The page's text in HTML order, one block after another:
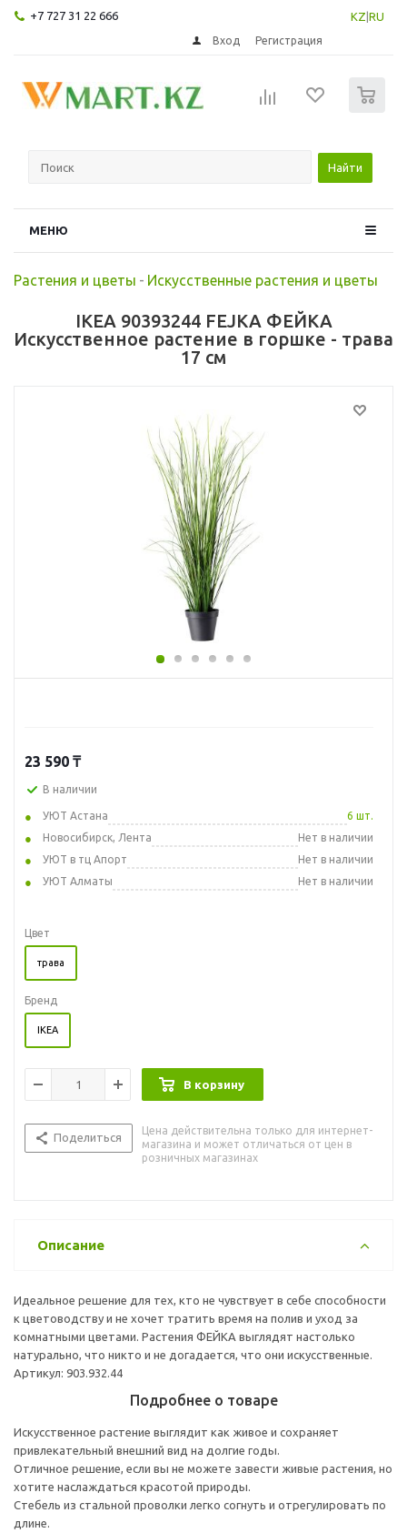
+7 727 31 22 666 KZ RU
Вход Регистрация
Найти
МЕНЮ
Растения и цветы - Искусственные растения и цветы
IKEA 90393244 FEJKA ФЕЙКА
Искусственное растение в горшке - трава
17 см
23 590 ₸
В наличии
УЮТ Астана
6 шт.
Новосибирск, Лента
Нет в наличии
УЮТ в тц Апорт
Нет в наличии
УЮТ Алматы
Нет в наличии
Цвет
трава
Бренд
IKEA
В корзину
Поделиться
Цена действительна только для интернет-
магазина и может отличаться от цен в
розничных магазинах
Описание
Идеальное решение для тех, кто не чувствует в себе способности
к цветоводству и не хочет тратить время на полив и уход за
комнатными цветами. Растения ФЕЙКА выглядят настолько
натурально, что никто и не догадается, что они искусственные.
Артикул: 903.932.44
Подробнее о товаре
Искусственное растение выглядит как живое и сохраняет
привлекательный внешний вид на долгие годы.
Отличное решение, если вы не можете завести живые растения, но
хотите наслаждаться красотой природы.
Стебель из стальной проволки легко согнуть и отрегулировать по
длине.